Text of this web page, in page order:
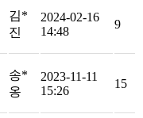
김*
진
2024-02-16
14:48
9
송*
옹
2023-11-11
15:26
15